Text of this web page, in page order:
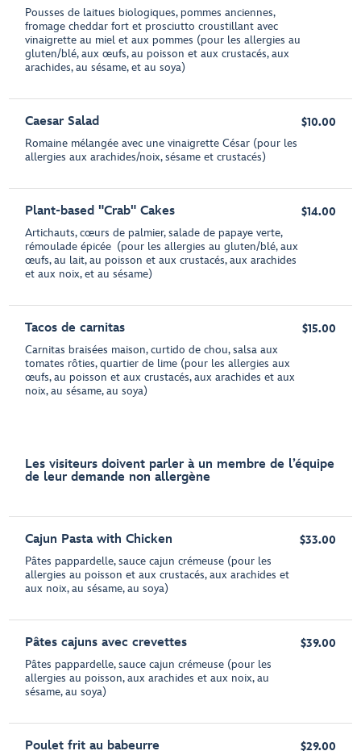
Pousses de laitues biologiques, pommes anciennes,
fromage cheddar fort et prosciutto croustillant avec
vinaigrette au miel et aux pommes (pour les allergies au
gluten/blé, aux œufs, au poisson et aux crustacés, aux
arachides, au sésame, et au soya)
Caesar Salad
Romaine mélangée avec une vinaigrette César (pour les
allergies aux arachides/noix, sésame et crustacés)
$10.00
Plant-based "Crab" Cakes
Artichauts, cœurs de palmier, salade de papaye verte,
rémoulade épicée (pour les allergies au gluten/blé, aux
œufs, au lait, au poisson et aux crustacés, aux arachides
et aux noix, et au sésame)
$14.00
Tacos de carnitas
Carnitas braisées maison, curtido de chou, salsa aux
tomates rôties, quartier de lime (pour les allergies aux
œufs, au poisson et aux crustacés, aux arachides et aux
noix, au sésame, au soya)
$15.00
Les visiteurs doivent parler à un membre de l’équipe
de leur demande non allergène
Cajun Pasta with Chicken
Pâtes pappardelle, sauce cajun crémeuse (pour les
allergies au poisson et aux crustacés, aux arachides et
aux noix, au sésame, au soya)
$33.00
Pâtes cajuns avec crevettes
Pâtes pappardelle, sauce cajun crémeuse (pour les
allergies au poisson, aux arachides et aux noix, au
sésame, au soya)
$39.00
Poulet frit au babeurre $29.00